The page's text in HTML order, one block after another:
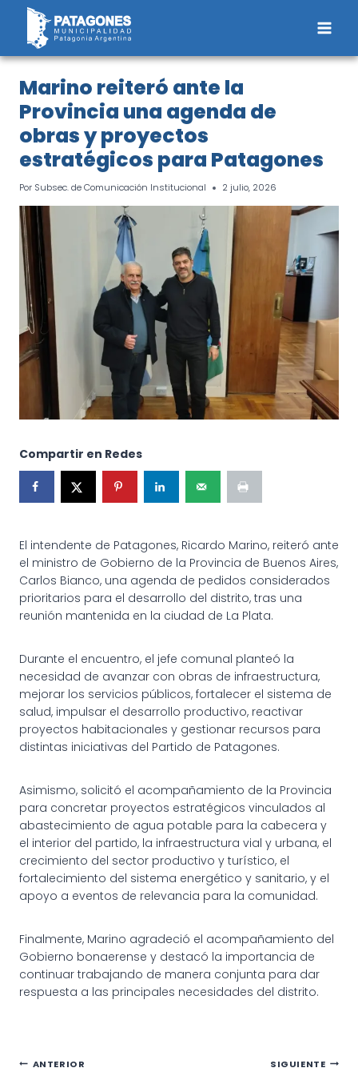
Saltar
contenido
Marino reiteró ante la
Provincia una agenda de
obras y proyectos
estratégicos para Patagones
Por Subsec. de Comunicación Institucional 2 julio, 2026
Compartir en Redes
El intendente de Patagones, Ricardo Marino, reiteró ante
el ministro de Gobierno de la Provincia de Buenos Aires,
Carlos Bianco, una agenda de pedidos considerados
prioritarios para el desarrollo del distrito, tras una
reunión mantenida en la ciudad de La Plata.
Durante el encuentro, el jefe comunal planteó la
necesidad de avanzar con obras de infraestructura,
mejorar los servicios públicos, fortalecer el sistema de
salud, impulsar el desarrollo productivo, reactivar
proyectos habitacionales y gestionar recursos para
distintas iniciativas del Partido de Patagones.
Asimismo, solicitó el acompañamiento de la Provincia
para concretar proyectos estratégicos vinculados al
abastecimiento de agua potable para la cabecera y
el interior del partido, la infraestructura vial y urbana, el
crecimiento del sector productivo y turístico, el
fortalecimiento del sistema energético y sanitario, y el
apoyo a eventos de relevancia para la comunidad.
Finalmente, Marino agradeció el acompañamiento del
Gobierno bonaerense y destacó la importancia de
continuar trabajando de manera conjunta para dar
respuesta a las principales necesidades del distrito.
Navegación
ANTERIOR SIGUIENTE